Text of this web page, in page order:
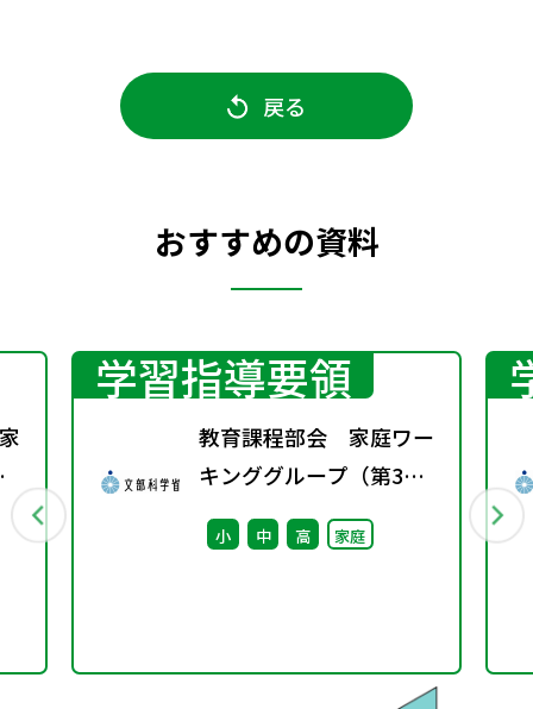
戻る
おすすめの資料
学習指導要領
教育課程部会 家庭ワー
キンググループ（第3
回） 配付資料
小 中 高 家庭